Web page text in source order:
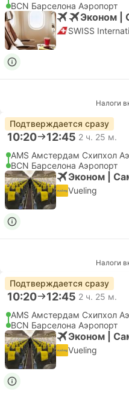
BCN Барселона Аэропорт
Эконом |
SWISS
Налоги
Подтверждается сразу
10:20 12:45 2 ч. 25 м.
AMS Амстердам Cхипхол
BCN Барселона Аэропорт
Эконом |
Vueling
Налоги
Подтверждается сразу
10:20 12:45 2 ч. 25 м.
AMS Амстердам Cхипхол
BCN Барселона Аэропорт
Эконом |
Vueling